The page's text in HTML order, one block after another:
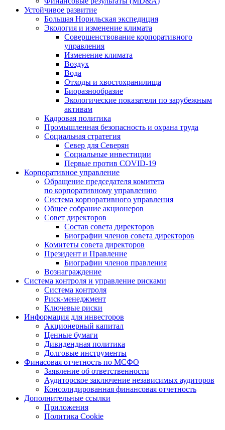
Устойчивое развитие
Большая Норильская экспедиция
Экология и изменение климата
Совершенствование корпоративного
управления
Изменение климата
Воздух
Вода
Отходы и хвостохранилища
Биоразнообразие
Экологические показатели по зарубежным
активам
Кадровая политика
Промышленная безопасность и охрана труда
Социальная стратегия
Север для Северян
Социальные инвестиции
Первые против COVID‑19
Корпоративное управление
Обращение председателя комитета
по корпоративному управлению
Система корпоративного управления
Общее собрание акционеров
Совет директоров
Состав совета директоров
Биографии членов совета директоров
Комитеты совета директоров
Президент и Правление
Биографии членов правления
Вознаграждение
Система контроля и управление рисками
Система контроля
Риск-менеджмент
Ключевые риски
Информация для инвесторов
Акционерный капитал
Ценные бумаги
Дивидендная политика
Долговые инструменты
Финасовая отчетность по МСФО
Заявление об ответственности
Аудиторское заключение независимых аудиторов
Консолидированная финансовая отчетность
Дополнительные ссылки
Приложения
Политика Cookie